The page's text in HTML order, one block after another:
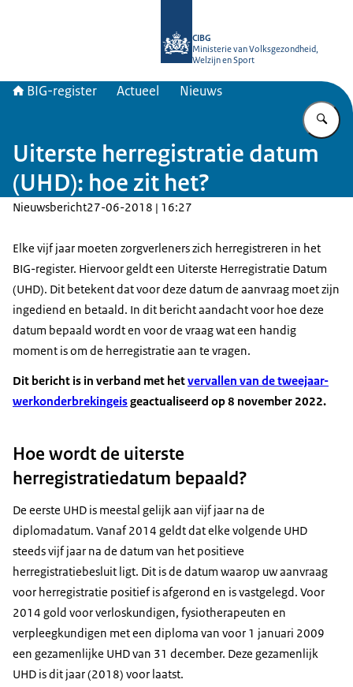
CIBG
Ministerie van Volksgezondheid,
Welzijn en Sport
BIG-register Actueel Nieuws
Uiterste herregistratie datum
(UHD): hoe zit het?
Nieuwsbericht27-06-2018 | 16:27
Elke vijf jaar moeten zorgverleners zich herregistreren in het
BIG-register. Hiervoor geldt een Uiterste Herregistratie Datum
(UHD). Dit betekent dat voor deze datum de aanvraag moet zijn
ingediend en betaald. In dit bericht aandacht voor hoe deze
datum bepaald wordt en voor de vraag wat een handig
moment is om de herregistratie aan te vragen.
Dit bericht is in verband met hetvervallen van de tweejaar-
werkonderbrekingeisgeactualiseerd op 8 november 2022.
Hoe wordt de uiterste
herregistratiedatum bepaald?
De eerste UHD is meestal gelijk aan vijf jaar na de
diplomadatum. Vanaf 2014 geldt dat elke volgende UHD
steeds vijf jaar na de datum van het positieve
herregistratiebesluit ligt. Dit is de datum waarop uw aanvraag
voor herregistratie positief is afgerond en is vastgelegd. Voor
2014 gold voor verloskundigen, fysiotherapeuten en
verpleegkundigen met een diploma van voor 1 januari 2009
een gezamenlijke UHD van 31 december. Deze gezamenlijk
UHD is dit jaar (2018) voor laatst.